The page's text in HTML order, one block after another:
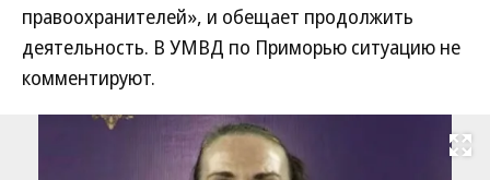
правоохранителей», и обещает продолжить
деятельность. В УМВД по Приморью ситуацию не
комментируют.
Развернуть